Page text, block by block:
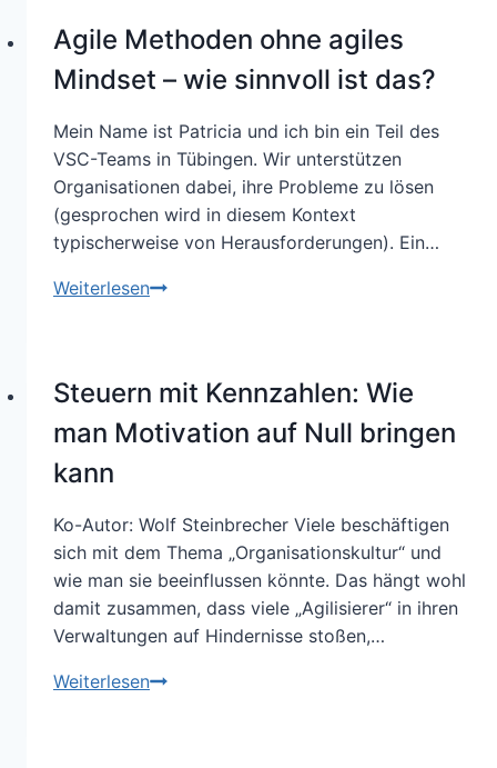
Zum
x-
Mal
gestellt,
zum
x-
ten
keine
Agile Methoden ohne agiles
Mindset – wie sinnvoll ist das?
Mein Name ist Patricia und ich bin ein Teil des
VSC-Teams in Tübingen. Wir unterstützen
Organisationen dabei, ihre Probleme zu lösen
(gesprochen wird in diesem Kontext
typischerweise von Herausforderungen). Ein…
WeiterlesenAgile
Mindset
–
das?
Steuern mit Kennzahlen: Wie
man Motivation auf Null bringen
kann
Ko-Autor: Wolf Steinbrecher Viele beschäftigen
sich mit dem Thema „Organisationskultur“ und
wie man sie beeinflussen könnte. Das hängt wohl
damit zusammen, dass viele „Agilisierer“ in ihren
Verwaltungen auf Hindernisse stoßen,…
WeiterlesenSteuern